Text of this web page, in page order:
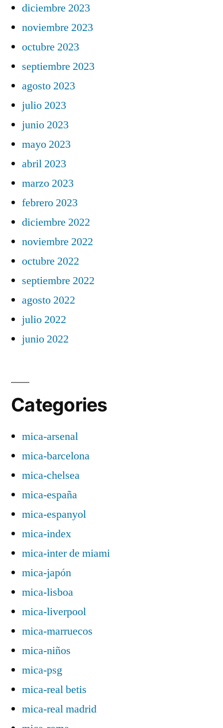
diciembre 2023
noviembre 2023
octubre 2023
septiembre 2023
agosto 2023
julio 2023
junio 2023
mayo 2023
abril 2023
marzo 2023
febrero 2023
diciembre 2022
noviembre 2022
octubre 2022
septiembre 2022
agosto 2022
julio 2022
junio 2022
Categories
mica-arsenal
mica-barcelona
mica-chelsea
mica-españa
mica-espanyol
mica-index
mica-inter de miami
mica-japón
mica-lisboa
mica-liverpool
mica-marruecos
mica-niños
mica-psg
mica-real betis
mica-real madrid